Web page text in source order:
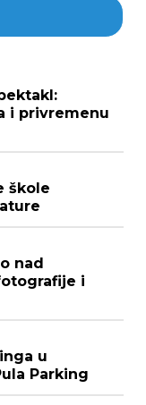
i privremenu
škole
nad
i
u
Parking